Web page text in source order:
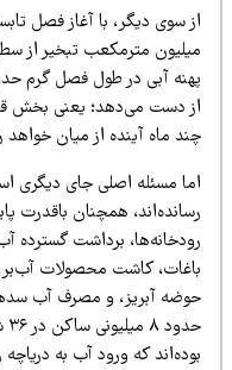
مترمکعب تبخیر از سطح
آبی در طول فصل گرم حدود یک
دست می‌دهد؛ یعنی بخش
ماه آینده از میان خواهد رفت.
مسئله اصلی جای دیگری است؛
همچنان باقدرت
برداشت گسترده
کاشت محصولات آب‌بر،
آبریز، و مصرف آب سدها و
حدود ۸
که ورود آب به دریاچه را به